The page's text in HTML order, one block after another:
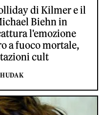
di Kilmer e il
Biehn in
l'emozione
a fuoco mortale,
cult